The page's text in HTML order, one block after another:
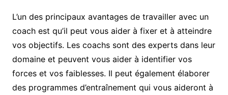
L’un des principaux avantages de travailler avec un
coach est qu’il peut vous aider à fixer et à atteindre
vos objectifs. Les coachs sont des experts dans leur
domaine et peuvent vous aider à identifier vos
forces et vos faiblesses. Il peut également élaborer
des programmes d’entraînement qui vous aideront à